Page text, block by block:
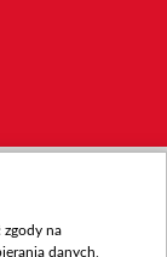
zgody na
danych,